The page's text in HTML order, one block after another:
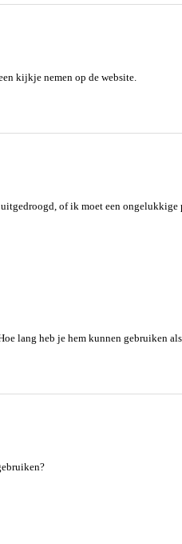
kijkje nemen op de website.
of ik moet een ongelukkige
lang heb je hem kunnen gebruiken